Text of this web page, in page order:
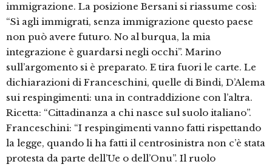
immigrazione. La posizione Bersani si riassume così:
“Sì agli immigrati, senza immigrazione questo paese
non può avere futuro. No al burqua, la mia
integrazione è guardarsi negli occhi”. Marino
sull’argomento si è preparato. E tira fuori le carte. Le
dichiarazioni di Franceschini, quelle di Bindi, D’Alema
sui respingimenti: una in contraddizione con l’altra.
Ricetta: “Cittadinanza a chi nasce sul suolo italiano”.
Franceschini: “I respingimenti vanno fatti rispettando
la legge, quando li ha fatti il centrosinistra non c’è stata
protesta da parte dell’Ue o dell’Onu”. Il ruolo